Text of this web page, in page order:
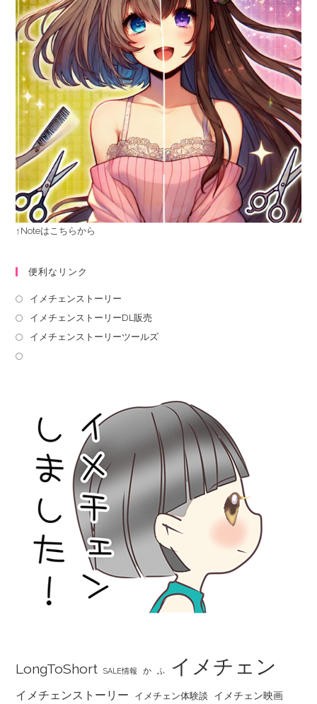
↑Noteはこちらから
便利なリンク
イメチェンストーリー
イメチェンストーリーDL販売
イメチェンストーリーツールズ
LongToShort SALE情報 か ふ イメチェン
イメチェンストーリー イメチェン体験談 イメチェン映画